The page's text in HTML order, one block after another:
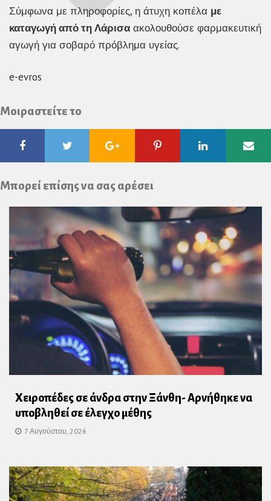
Σύμφωνα με πληροφορίες, η άτυχη κοπέλα με
καταγωγή από τη Λάρισα ακολουθούσε φαρμακευτική
αγωγή για σοβαρό πρόβλημα υγείας.
e-evros
Μοιραστείτε το
FacebookTwitter Google
Plus
Pinterest Linkedin
Μπορεί επίσης να σας αρέσει
Χειροπέδες σε άνδρα στην Ξάνθη- Αρνήθηκε να
υποβληθεί σε έλεγχο μέθης
7 Αυγούστου, 2026